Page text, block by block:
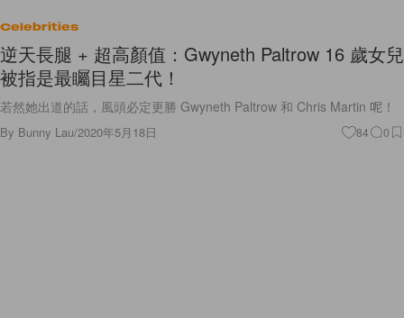
逆天長腿 + 超高顏值：Gwyneth Paltrow 16 歲女兒
被指是最矚目星二代！
若然她出道的話，風頭必定更勝 Gwyneth Paltrow 和 Chris Martin 呢！
ByBunny Lau/2020年5月18日 84 0